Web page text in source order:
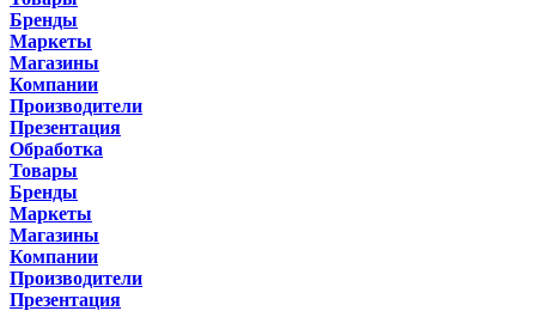
Бренды
Маркеты
Магазины
Компании
Производители
Презентация
Обработка
Товары
Бренды
Маркеты
Магазины
Компании
Производители
Презентация